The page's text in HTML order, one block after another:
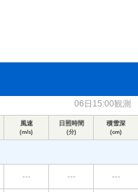
06日15:00観測
風速
(m/s)
日照時間
(分)
積雪深
(cm)
--- --- ---